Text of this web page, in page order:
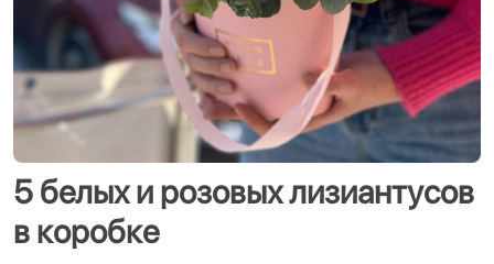
5 белых и розовых лизиантусов
в коробке